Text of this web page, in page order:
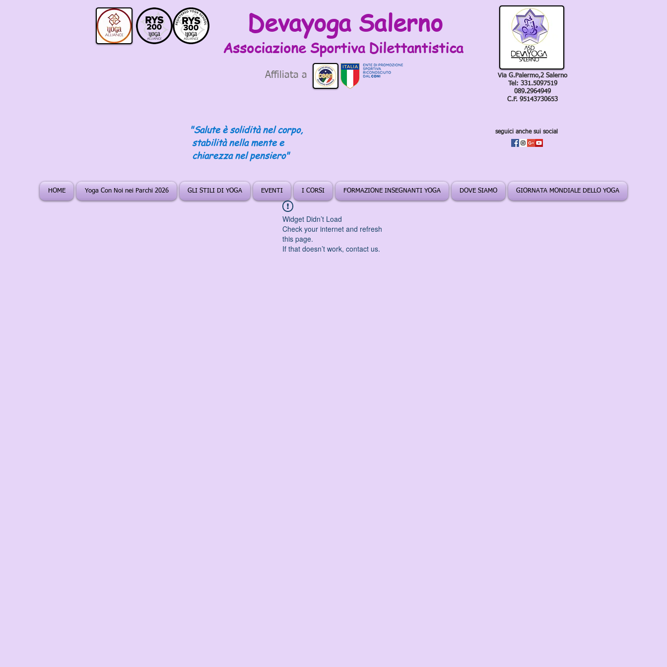
Devayoga Salerno
Associazione Sportiva Dilettantistica
Affiliata a
"Salute è solidità nel corpo,
stabilità nella mente e
chiarezza nel pensiero"
Via G.Palermo,2 Salerno
Tel: 331.5097519
089.2964949
C.F. 95143730653
seguici anche sui social
HOME Yoga Con Noi nei Parchi 2026 GLI STILI DI YOGA EVENTI I CORSI FORMAZIONE INSEGNANTI YOGA DOVE SIAMO GIORNATA MONDIALE DELLO YOGA
Widget Didn’t Load
Check your internet and refresh
this page.
If that doesn’t work, contact us.